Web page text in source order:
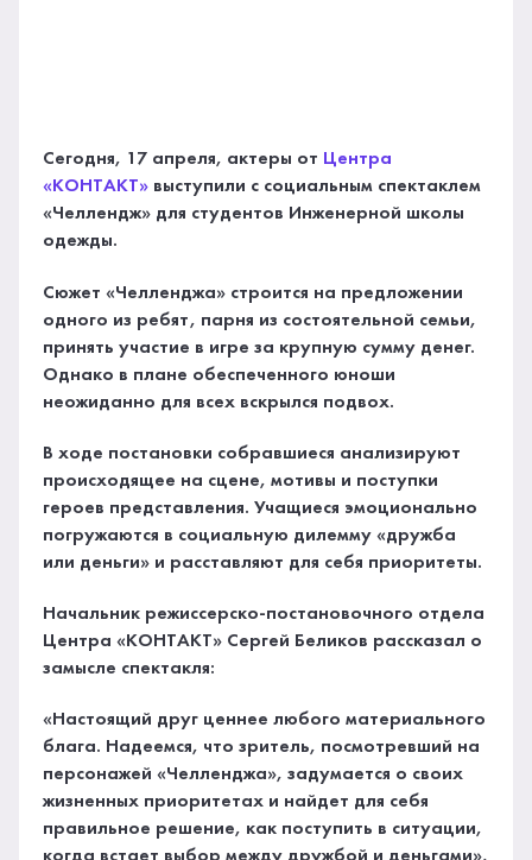
Сегодня, 17 апреля, актеры от Центра
«КОНТАКТ» выступили с социальным спектаклем
«Челлендж» для студентов Инженерной школы
одежды.
Сюжет «Челленджа» строится на предложении
одного из ребят, парня из состоятельной семьи,
принять участие в игре за крупную сумму денег.
Однако в плане обеспеченного юноши
неожиданно для всех вскрылся подвох.
В ходе постановки собравшиеся анализируют
происходящее на сцене, мотивы и поступки
героев представления. Учащиеся эмоционально
погружаются в социальную дилемму «дружба
или деньги» и расставляют для себя приоритеты.
Начальник режиссерско-постановочного отдела
Центра «КОНТАКТ» Сергей Беликов рассказал о
замысле спектакля:
«Настоящий друг ценнее любого материального
блага. Надеемся, что зритель, посмотревший на
персонажей «Челленджа», задумается о своих
жизненных приоритетах и найдет для себя
правильное решение, как поступить в ситуации,